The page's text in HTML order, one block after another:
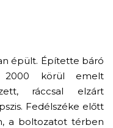
épült. Építette báró
2000 körül emelt
ráccsal elzárt
Fedélszéke előtt
a boltozatot térben